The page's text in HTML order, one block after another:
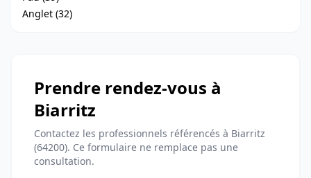
Anglet (32)
Prendre rendez-vous à
Biarritz
Contactez les professionnels référencés à Biarritz
(64200). Ce formulaire ne remplace pas une
consultation.